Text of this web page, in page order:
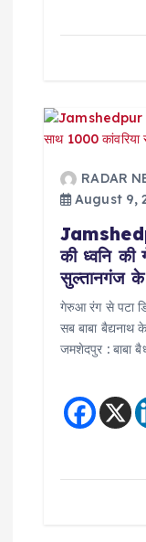
RADAR
August 9,
की ध्वनि
सुल्तानगंज के
गेरुआ रंग से पटा
सब बाबा बैद्यनाथ
जमशेदपुर : बाबा